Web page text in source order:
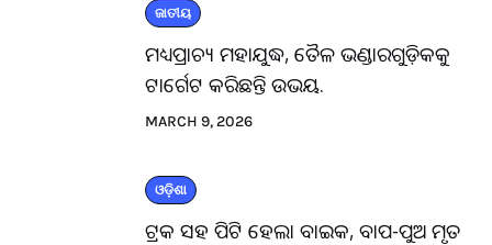
ଜାତୀୟ
ମଧ୍ୟପ୍ରାଚ୍ୟ ମହାଯୁଦ୍ଧ, ତୈଳ ଭଣ୍ଡାରଗୁଡ଼ିକକୁ
ଟାର୍ଗେଟ କରିଛନ୍ତି ଉଭୟ.
MARCH 9, 2026
ଓଡ଼ିଶା
ଟ୍ରକ ସହ ପିଟି ହେଲା ବାଇକ, ବାପ-ପୁଅ ମୃତ